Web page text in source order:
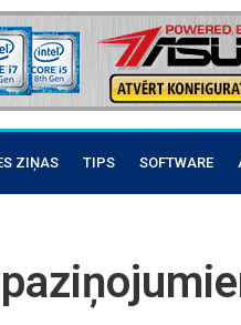
ZIŅAS TIPS SOFTWARE